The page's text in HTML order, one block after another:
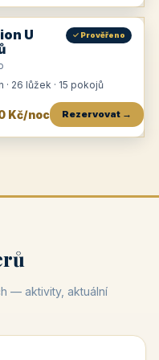
U
✓ Prověřeno
· 26 lůžek · 15 pokojů
Kč/noc Rezervovat →
— aktivity, aktuální